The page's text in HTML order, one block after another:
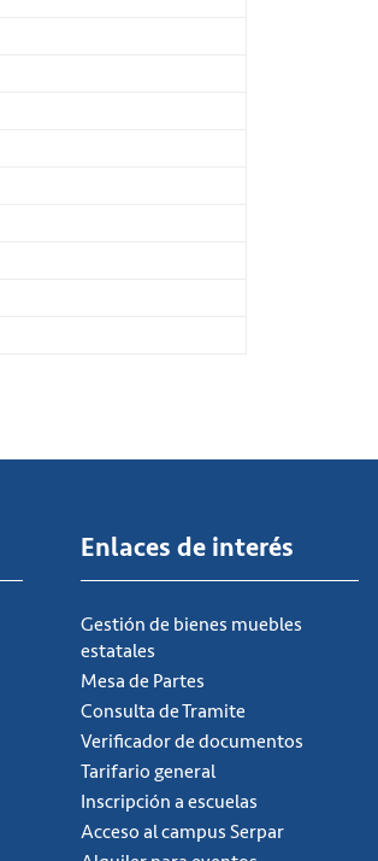
Enlaces de interés
Gestión de bienes muebles
estatales
Mesa de Partes
Consulta de Tramite
Verificador de documentos
Tarifario general
Inscripción a escuelas
Acceso al campus Serpar